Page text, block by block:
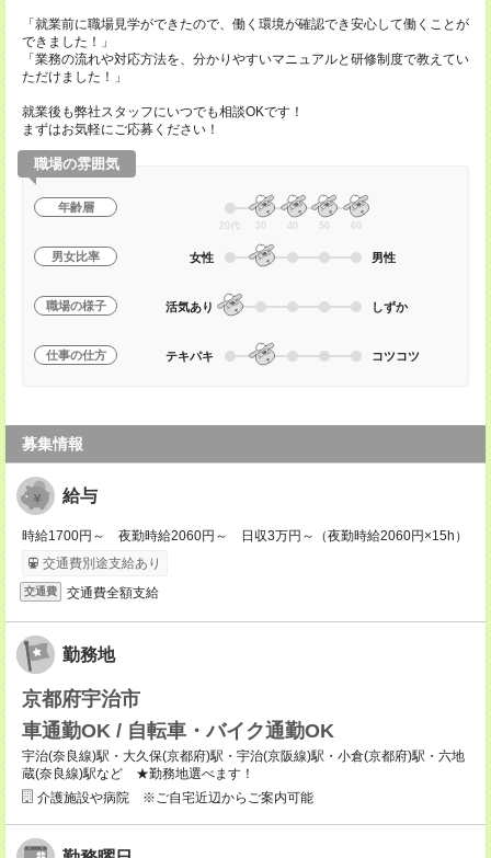
「就業前に職場見学ができたので、働く環境が確認でき安心して働くことが
できました！」
「業務の流れや対応方法を、分かりやすいマニュアルと研修制度で教えてい
ただけました！」
就業後も弊社スタッフにいつでも相談OKです！
まずはお気軽にご応募ください！
職場の雰囲気
年齢層
20代 30 40 50 60
男女比率 女性 男性
職場の様子 活気あり しずか
仕事の仕方 テキパキ コツコツ
募集情報
給与
時給1700円～ 夜勤時給2060円～ 日収3万円～（夜勤時給2060円×15h）
交通費別途支給あり
交通費 交通費全額支給
勤務地
京都府宇治市
車通勤OK / 自転車・バイク通勤OK
宇治(奈良線)駅・大久保(京都府)駅・宇治(京阪線)駅・小倉(京都府)駅・六地
蔵(奈良線)駅など ★勤務地選べます！
介護施設や病院 ※ご自宅近辺からご案内可能